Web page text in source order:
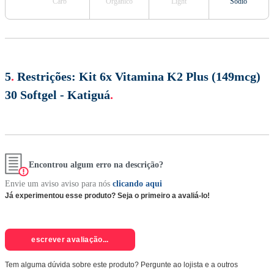
5. Restrições: Kit 6x Vitamina K2 Plus (149mcg)
30 Softgel - Katiguá.
Encontrou algum erro na descrição?
Envie um aviso aviso para nós clicando aqui
Já experimentou esse produto? Seja o primeiro a avaliá-lo!
escrever avaliação...
Tem alguma dúvida sobre este produto? Pergunte ao lojista e a outros